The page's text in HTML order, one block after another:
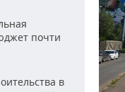
почти
в